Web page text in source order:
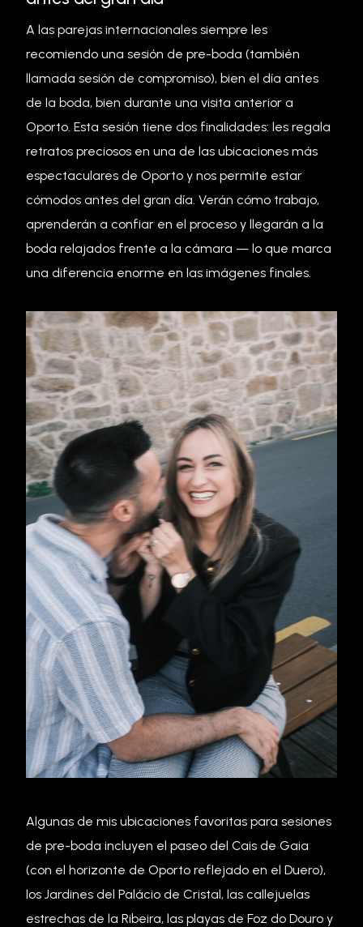
A las parejas internacionales siempre les
recomiendo una sesión de pre-boda (también
llamada sesión de compromiso), bien el día antes
de la boda, bien durante una visita anterior a
Oporto. Esta sesión tiene dos finalidades: les regala
retratos preciosos en una de las ubicaciones más
espectaculares de Oporto y nos permite estar
cómodos antes del gran día. Verán cómo trabajo,
aprenderán a confiar en el proceso y llegarán a la
boda relajados frente a la cámara — lo que marca
una diferencia enorme en las imágenes finales.
Algunas de mis ubicaciones favoritas para sesiones
de pre-boda incluyen el paseo del Cais de Gaia
(con el horizonte de Oporto reflejado en el Duero),
los Jardines del Palácio de Cristal, las callejuelas
estrechas de la Ribeira, las playas de Foz do Douro y